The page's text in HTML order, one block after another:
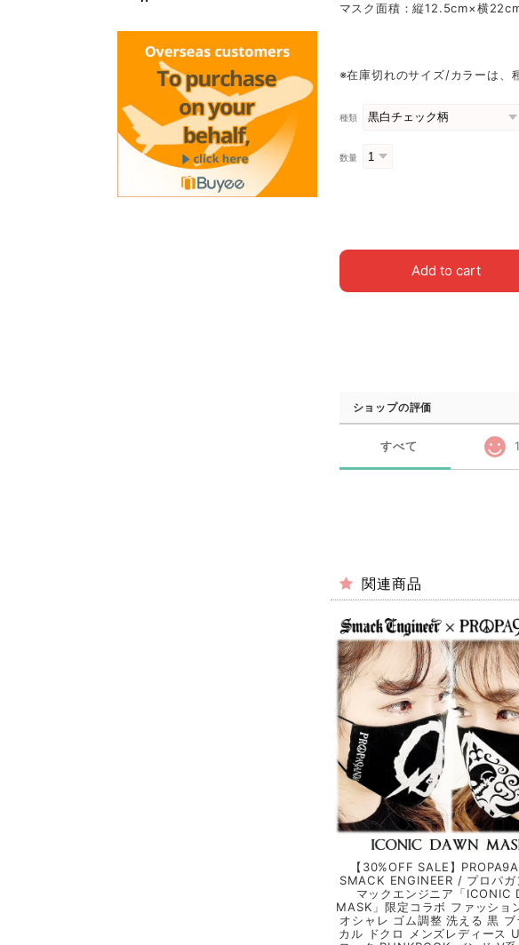
マスク面積：縦12.5cm×横
※在庫切れのサイズ/カラーは、
種類
数量
Add to cart
ショップの評価
すべて
関連商品
【30%OFF SALE】
SMACK ENGINEER / プロパ
マックエンジニア「ICONIC
MASK」限定コラボ ファッショ
オシャレ ゴム調整 洗える 黒 ブ
カル ドクロ メンズレディース